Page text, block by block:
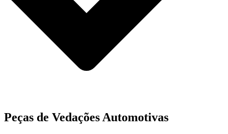
Peças de Vedações Automotivas